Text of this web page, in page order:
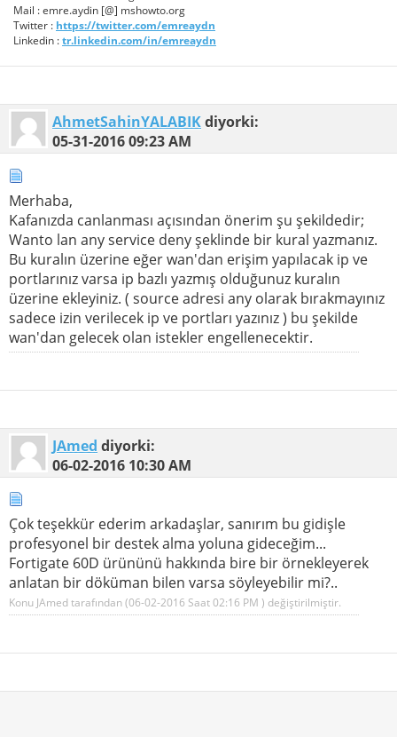
Mail : emre.aydin [@] mshowto.org
Twitter : https://twitter.com/emreaydn
Linkedin :tr.linkedin.com/in/emreaydn
AhmetSahinYALABIKdiyorki:
05-31-201609:23 AM
Merhaba,
Kafanızda canlanması açısından önerim şu şekildedir;
Wanto lan any service deny şeklinde bir kural yazmanız.
Bu kuralın üzerine eğer wan'dan erişim yapılacak ip ve
portlarınız varsa ip bazlı yazmış olduğunuz kuralın
üzerine ekleyiniz. ( source adresi any olarak bırakmayınız
sadece izin verilecek ip ve portları yazınız ) bu şekilde
wan'dan gelecek olan istekler engellenecektir.
JAmed diyorki:
06-02-2016 10:30 AM
Çok teşekkür ederim arkadaşlar, sanırım bu gidişle
profesyonel bir destek alma yoluna gideceğim...
Fortigate 60D ürününü hakkında bire bir örnekleyerek
anlatan bir döküman bilen varsa söyleyebilir mi?..
Konu JAmed tarafından (06-02-2016 Saat02:16 PM ) değiştirilmiştir.